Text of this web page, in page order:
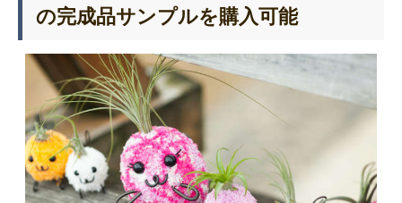
の完成品サンプルを購入可能